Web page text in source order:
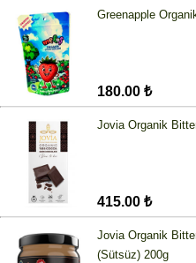
Greenapple
180.00 ₺
Jovia Organik
415.00 ₺
Jovia Organik
(Sütsüz) 200g